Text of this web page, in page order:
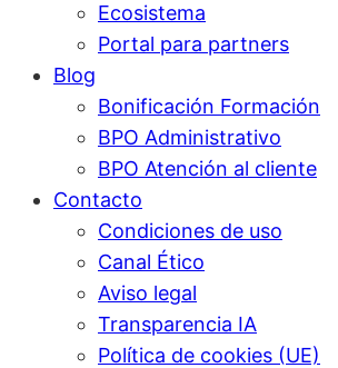
Ecosistema
Portal para partners
Blog
Bonificación Formación
BPO Administrativo
BPO Atención al cliente
Contacto
Condiciones de uso
Canal Ético
Aviso legal
Transparencia IA
Política de cookies (UE)